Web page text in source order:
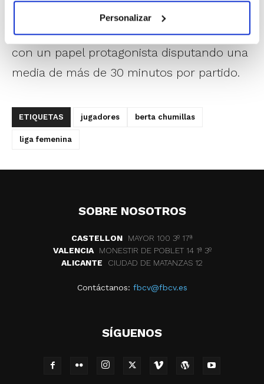
Personalizar
alcanzar la primera categoría del
baloncesto español, donde se ha hecho
con un papel protagonista disputando una
media de más de 30 minutos por partido.
ETIQUETAS jugadores berta chumillas
liga femenina
SOBRE NOSOTROS
CASTELLON
MAYOR 100 3º 17ª
VALENCIA
MONESTIR DE POBLET 14 1ª 3º
ALICANTE
CIUDAD DE MATANZAS 12
Contáctanos: fbcv@fbcv.es
SÍGUENOS